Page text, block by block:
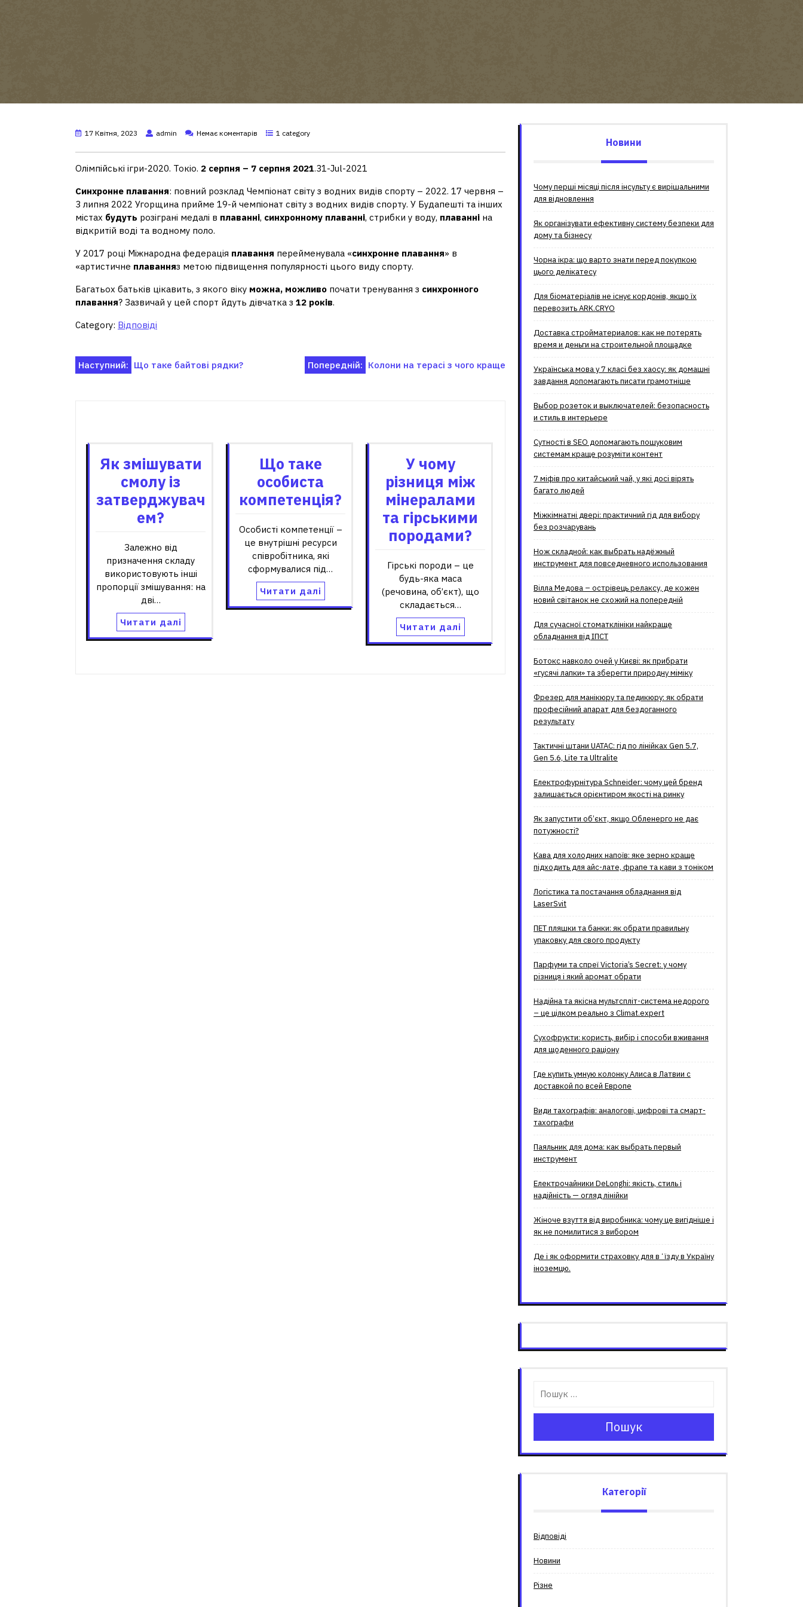
17 Квітня, 2023 admin Немає коментарів 1 category
Олімпійські ігри-2020. Токіо. 2 серпня – 7 серпня 2021.31-Jul-2021
Синхронне плавання: повний розклад Чемпіонат світу з водних видів спорту – 2022. 17 червня –
3 липня 2022 Угорщина прийме 19-й чемпіонат світу з водних видів спорту. У Будапешті та інших
містах будуть розіграні медалі в плаванні, синхронному плаванні, стрибки у воду, плаванні на
відкритій воді та водному поло.
У 2017 році Міжнародна федерація плавання перейменувала «синхронне плавання» в
«артистичне плаванняз метою підвищення популярності цього виду спорту.
Багатьох батьків цікавить, з якого віку можна, можливо почати тренування з синхронного
плавання? Зазвичай у цей спорт йдуть дівчатка з 12 років.
Category: Відповіді
Навігація
Попередній: Колони на терасі з чого краще
Наступний: Що таке байтові рядки?
Як змішувати
смолу із
затверджувач
ем?
Залежно від
призначення складу
використовують інші
пропорції змішування: на
дві…
Читати далі
Що таке
особиста
компетенція?
Особисті компетенції –
це внутрішні ресурси
співробітника, які
сформувалися під…
Читати далі
У чому
різниця між
мінералами
та гірськими
породами?
Гірські породи – це
будь-яка маса
(речовина, об’єкт), що
складається…
Читати далі
Новини
Чому перші місяці після інсульту є вирішальними
для відновлення
Як організувати ефективну систему безпеки для
дому та бізнесу
Чорна ікра: що варто знати перед покупкою
цього делікатесу
Для біоматеріалів не існує кордонів, якщо їх
перевозить ARK.CRYO
Доставка стройматериалов: как не потерять
время и деньги на строительной площадке
Українська мова у 7 класі без хаосу: як домашні
завдання допомагають писати грамотніше
Выбор розеток и выключателей: безопасность
и стиль в интерьере
Сутності в SEO допомагають пошуковим
системам краще розуміти контент
7 міфів про китайський чай, у які досі вірять
багато людей
Міжкімнатні двері: практичний гід для вибору
без розчарувань
Нож складной: как выбрать надёжный
инструмент для повседневного использования
Вілла Медова – острівець релаксу, де кожен
новий світанок не схожий на попередній
Для сучасної стоматклініки найкраще
обладнання від ІПСТ
Ботокс навколо очей у Києві: як прибрати
«гусячі лапки» та зберегти природну міміку
Фрезер для манікюру та педикюру: як обрати
професійний апарат для бездоганного
результату
Тактичні штани UATAC: гід по лінійках Gen 5.7,
Gen 5.6, Lite та Ultralite
Електрофурнітура Schneider: чому цей бренд
залишається орієнтиром якості на ринку
Як запустити об’єкт, якщо Обленерго не дає
потужності?
Кава для холодних напоїв: яке зерно краще
підходить для айс-лате, фрапе та кави з тоніком
Логістика та постачання обладнання від
LaserSvit
ПЕТ пляшки та банки: як обрати правильну
упаковку для свого продукту
Парфуми та спреї Victoria’s Secret: у чому
різниця і який аромат обрати
Надійна та якісна мультспліт-система недорого
– це цілком реально з Climat.еxpert
Сухофрукти: користь, вибір і способи вживання
для щоденного раціону
Где купить умную колонку Алиса в Латвии с
доставкой по всей Европе
Види тахографів: аналогові, цифрові та смарт-
тахографи
Паяльник для дома: как выбрать первый
инструмент
Електрочайники DeLonghi: якість, стиль і
надійність — огляд лінійки
Жіноче взуття від виробника: чому це вигідніше і
як не помилитися з вибором
Де і як оформити страховку для вʼїзду в Україну
іноземцю.
Пошук
Категорії
Відповіді
Новини
Різне